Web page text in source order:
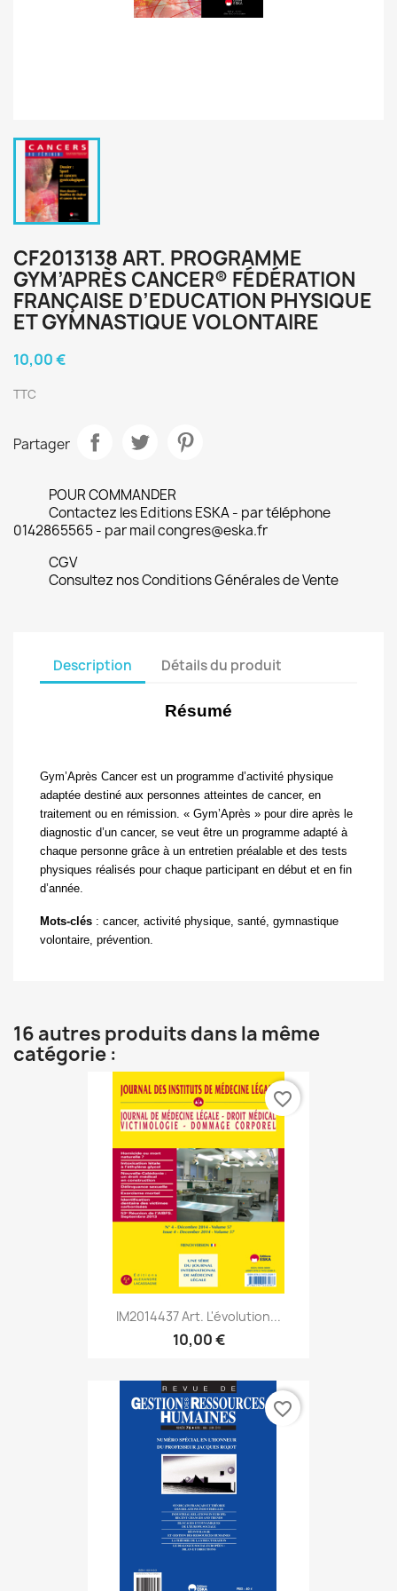
CF2013138 ART. PROGRAMME
GYM’APRÈS CANCER® FÉDÉRATION
FRANÇAISE D’EDUCATION PHYSIQUE
ET GYMNASTIQUE VOLONTAIRE
10,00 €
TTC
Partager
POUR COMMANDER
Contactez les Editions ESKA - par téléphone
0142865565 - par mail congres@eska.fr
CGV
Consultez nos Conditions Générales de Vente
Description Détails du produit
Résumé
Gym’Après Cancer est un programme d’activité physique
adaptée destiné aux personnes atteintes de cancer, en
traitement ou en rémission. « Gym’Après » pour dire après le
diagnostic d’un cancer, se veut être un programme adapté à
chaque personne grâce à un entretien préalable et des tests
physiques réalisés pour chaque participant en début et en fin
d’année.
Mots-clés : cancer, activité physique, santé, gymnastique
volontaire, prévention.
16 autres produits dans la même
catégorie :
IM2014437 Art. L'évolution...
10,00 €
favorite_border
favorite_border